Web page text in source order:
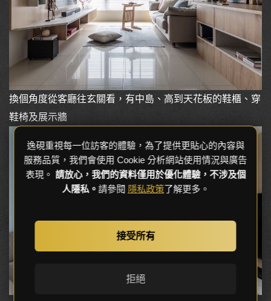
換個角度從客廳往玄關看，有中島、高到天花板的鞋櫃、穿
鞋椅及展示牆
逸硯重視每一位訪客的體驗，為了提供更貼心的內容與
服務品質，我們會使用 Cookie 分析網站使用情況與廣告
表現。 請放心，我們的資料僅用於優化體驗，不涉及個
人隱私。請參閱 隱私政策了解更多。
接受所有
拒絕